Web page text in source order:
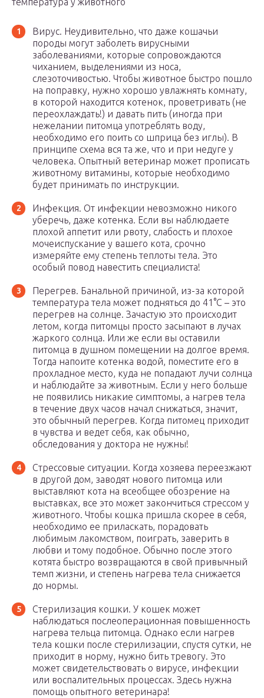
Вирус. Неудивительно, что даже кошачьи
породы могут заболеть вирусными
заболеваниями, которые сопровождаются
чиханием, выделениями из носа,
слезоточивостью. Чтобы животное быстро пошло
на поправку, нужно хорошо увлажнять комнату,
в которой находится котенок, проветривать (не
переохлаждать!) и давать пить (иногда при
нежелании питомца употреблять воду,
необходимо его поить со шприца без иглы). В
принципе схема вся та же, что и при недуге у
человека. Опытный ветеринар может прописать
животному витамины, которые необходимо
будет принимать по инструкции.
Инфекция. От инфекции невозможно никого
уберечь, даже котенка. Если вы наблюдаете
плохой аппетит или рвоту, слабость и плохое
мочеиспускание у вашего кота, срочно
измеряйте ему степень теплоты тела. Это
особый повод навестить специалиста!
Перегрев. Банальной причиной, из-за которой
температура тела может подняться до 41°С – это
перегрев на солнце. Зачастую это происходит
летом, когда питомцы просто засыпают в лучах
жаркого солнца. Или же если вы оставили
питомца в душном помещении на долгое время.
Тогда напоите котенка водой, поместите его в
прохладное место, куда не попадают лучи солнца
и наблюдайте за животным. Если у него больше
не появились никакие симптомы, а нагрев тела
в течение двух часов начал снижаться, значит,
это обычный перегрев. Когда питомец приходит
в чувства и ведет себя, как обычно,
обследования у доктора не нужны!
Стрессовые ситуации. Когда хозяева переезжают
в другой дом, заводят нового питомца или
выставляют кота на всеобщее обозрение на
выставках, все это может закончиться стрессом у
животного. Чтобы кошка пришла скорее в себя,
необходимо ее приласкать, порадовать
любимым лакомством, поиграть, заверить в
любви и тому подобное. Обычно после этого
котята быстро возвращаются в свой привычный
темп жизни, и степень нагрева тела снижается
до нормы.
Стерилизация кошки. У кошек может
наблюдаться послеоперационная повышенность
нагрева тельца питомца. Однако если нагрев
тела кошки после стерилизации, спустя сутки, не
приходит в норму, нужно бить тревогу. Это
может свидетельствовать о вирусе, инфекции
или воспалительных процессах. Здесь нужна
помощь опытного ветеринара!